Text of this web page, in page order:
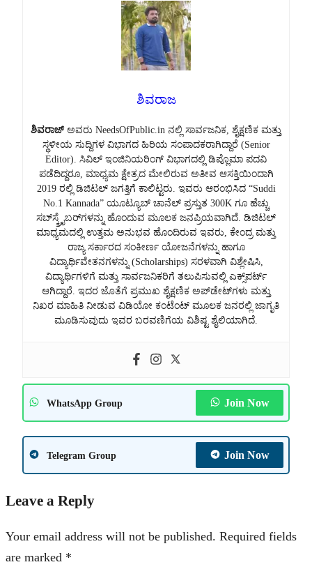
ಶಿವರಾಜ
ಶಿವರಾಜ್ಅವರು NeedsOfPublic.in ನಲ್ಲಿ ಸಾರ್ವಜನಿಕ, ಶೈಕ್ಷಣಿಕ ಮತ್ತು
ಸ್ಥಳೀಯ ಸುದ್ದಿಗಳ ವಿಭಾಗದ ಹಿರಿಯ ಸಂಪಾದಕರಾಗಿದ್ದಾರೆ (Senior
Editor). ಸಿವಿಲ್ ಇಂಜಿನಿಯರಿಂಗ್ ವಿಭಾಗದಲ್ಲಿ ಡಿಪ್ಲೊಮಾ ಪದವಿ
ಪಡೆದಿದ್ದರೂ, ಮಾಧ್ಯಮ ಕ್ಷೇತ್ರದ ಮೇಲಿರುವ ಅತೀವ ಆಸಕ್ತಿಯಿಂದಾಗಿ
2019 ರಲ್ಲಿ ಡಿಜಿಟಲ್ ಜಗತ್ತಿಗೆ ಕಾಲಿಟ್ಟರು. ಇವರು ಆರಂಭಿಸಿದ “Suddi
No.1 Kannada” ಯೂಟ್ಯೂಬ್ ಚಾನೆಲ್ ಪ್ರಸ್ತುತ 300K ಗೂ ಹೆಚ್ಚು
ಸಬ್‌ಸ್ಕ್ರೈಬರ್‌ಗಳನ್ನು ಹೊಂದುವ ಮೂಲಕ ಜನಪ್ರಿಯವಾಗಿದೆ. ಡಿಜಿಟಲ್
ಮಾಧ್ಯಮದಲ್ಲಿ ಉತ್ತಮ ಅನುಭವ ಹೊಂದಿರುವ ಇವರು, ಕೇಂದ್ರ ಮತ್ತು
ರಾಜ್ಯ ಸರ್ಕಾರದ ಸಂಕೀರ್ಣ ಯೋಜನೆಗಳನ್ನು ಹಾಗೂ
ವಿದ್ಯಾರ್ಥಿವೇತನಗಳನ್ನು (Scholarships) ಸರಳವಾಗಿ ವಿಶ್ಲೇಷಿಸಿ,
ವಿದ್ಯಾರ್ಥಿಗಳಿಗೆ ಮತ್ತು ಸಾರ್ವಜನಿಕರಿಗೆ ತಲುಪಿಸುವಲ್ಲಿ ಎಕ್ಸ್‌ಪರ್ಟ್
ಆಗಿದ್ದಾರೆ. ಇದರ ಜೊತೆಗೆ ಪ್ರಮುಖ ಶೈಕ್ಷಣಿಕ ಅಪ್‌ಡೇಟ್‌ಗಳು ಮತ್ತು
ನಿಖರ ಮಾಹಿತಿ ನೀಡುವ ವಿಡಿಯೋ ಕಂಟೆಂಟ್ ಮೂಲಕ ಜನರಲ್ಲಿ ಜಾಗೃತಿ
ಮೂಡಿಸುವುದು ಇವರ ಬರವಣಿಗೆಯ ವಿಶಿಷ್ಟ ಶೈಲಿಯಾಗಿದೆ.
WhatsApp Group Join Now
Telegram Group Join Now
Leave a Reply
Your email address will not be published. Required fields
are marked *